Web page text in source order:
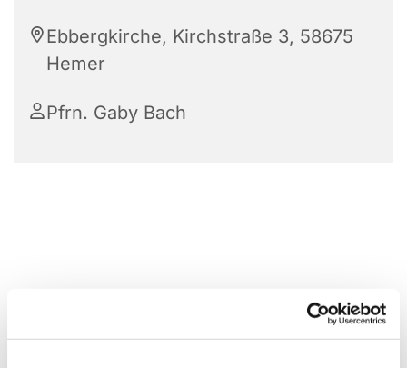
Ebbergkirche, Kirchstraße 3, 58675
Hemer
Pfrn. Gaby Bach